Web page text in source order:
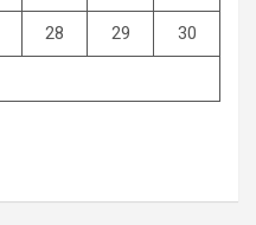
28 29 30